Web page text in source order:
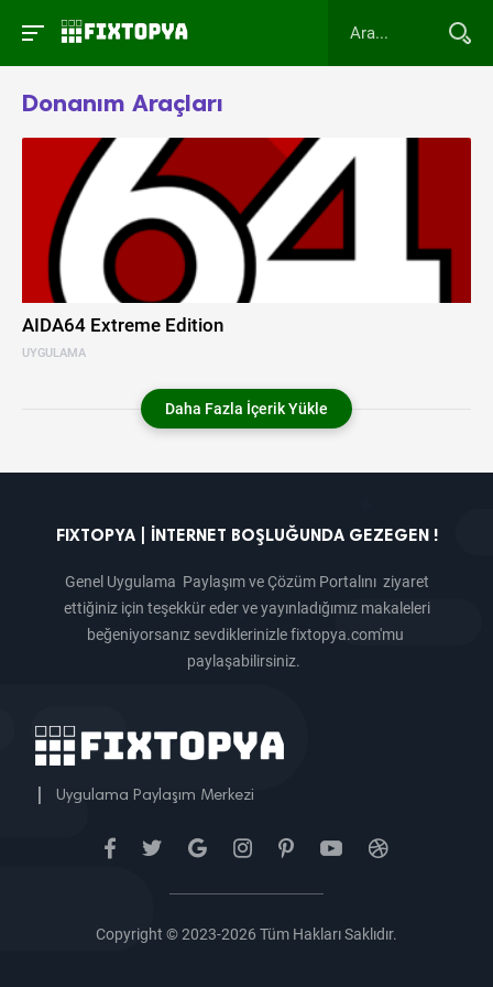
Donanım Araçları
UYGULAMA
AIDA64 Extreme Edition
Daha Fazla İçerik Yükle
FIXTOPYA | İNTERNET BOŞLUĞUNDA GEZEGEN !
Genel Uygulama Paylaşım ve Çözüm Portalını ziyaret
ettiğiniz için teşekkür eder ve yayınladığımız makaleleri
beğeniyorsanız sevdiklerinizle fixtopya.com'mu
paylaşabilirsiniz.
Uygulama Paylaşım Merkezi
Copyright © 2023-2026 Tüm Hakları Saklıdır.